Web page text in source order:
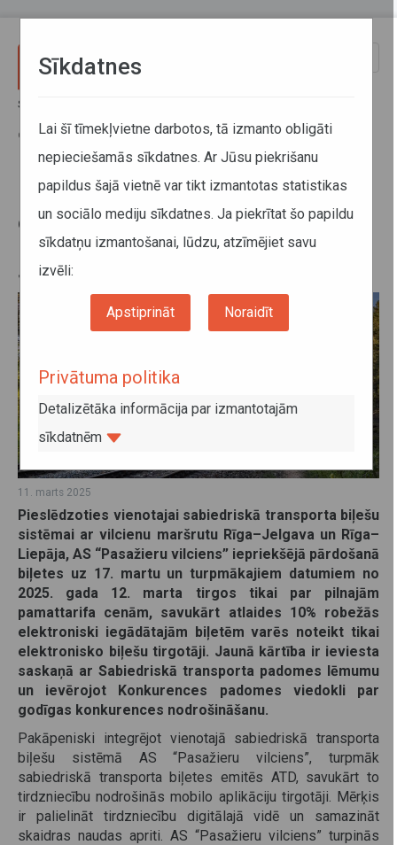
Sākums
dzelzceļa līnijās Rīga–Jelgava un Rīga–Liepāja
Mainīsies atlaides apmērs
elektroniski iegādātajām vilciena
biļetēm dzelzceļa līnijās Rīga–
Jelgava un Rīga–Liepāja
11. marts 2025
Pieslēdzoties vienotajai sabiedriskā transporta biļešu
sistēmai ar vilcienu maršrutu Rīga–Jelgava un Rīga–
Liepāja, AS “Pasažieru vilciens” iepriekšējā pārdošanā
biļetes uz 17. martu un turpmākajiem datumiem no
2025. gada 12. marta tirgos tikai par pilnajām
pamattarifa cenām, savukārt atlaides 10% robežās
elektroniski iegādātajām biļetēm varēs noteikt tikai
elektronisko biļešu tirgotāji. Jaunā kārtība ir ieviesta
saskaņā ar Sabiedriskā transporta padomes lēmumu
un ievērojot Konkurences padomes viedokli par
godīgas konkurences nodrošināšanu.
Pakāpeniski integrējot vienotajā sabiedriskā transporta
biļešu sistēmā AS “Pasažieru vilciens”, turpmāk
sabiedriskā transporta biļetes emitēs ATD, savukārt to
tirdzniecību nodrošinās mobilo aplikāciju tirgotāji. Mērķis
ir palielināt tirdzniecību digitālajā vidē un samazināt
skaidras naudas apriti. AS “Pasažieru vilciens” turpinās
Sīkdatnes
Lai šī tīmekļvietne darbotos, tā izmanto obligāti
nepieciešamās sīkdatnes. Ar Jūsu piekrišanu
papildus šajā vietnē var tikt izmantotas statistikas
un sociālo mediju sīkdatnes. Ja piekrītat šo papildu
sīkdatņu izmantošanai, lūdzu, atzīmējiet savu
izvēli:
Apstiprināt Noraidīt
Privātuma politika
Detalizētāka informācija par izmantotajām
sīkdatnēm